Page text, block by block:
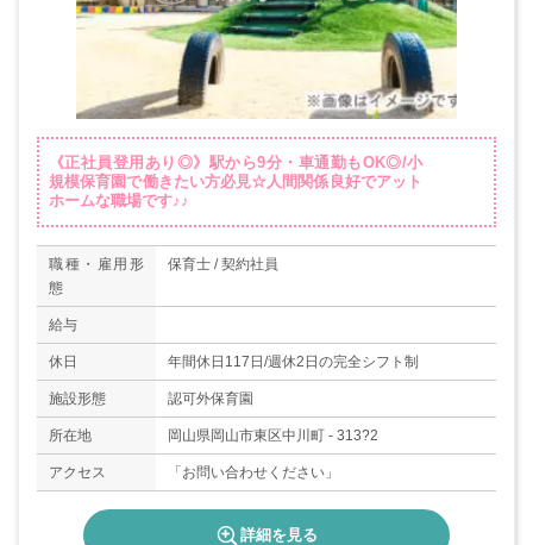
《正社員登用あり◎》駅から9分・車通勤もOK◎/小
規模保育園で働きたい方必見☆人間関係良好でアット
ホームな職場です♪♪
職種・雇用形
態
保育士 / 契約社員
給与
休日 年間休日117日/週休2日の完全シフト制
施設形態 認可外保育園
所在地 岡山県岡山市東区中川町 - 313?2
アクセス 「お問い合わせください」
詳細を見る